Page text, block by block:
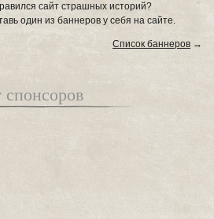
сайт страшных историй?
один из баннеров у себя на сайте.
Список баннеров →